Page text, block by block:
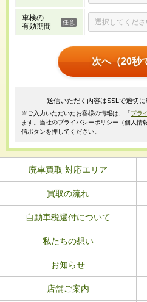
車検の
有効期間
次へ（20秒
送信いただく内容はSSLで適切に
※ご入力いただいたお客様の情報は、「 プラ
ます。当社のプライバシーポリシー（個人情
信ボタンを押してください。
廃車買取 対応エリア
買取の流れ
自動車税還付について
私たちの想い
お知らせ
店舗ご案内